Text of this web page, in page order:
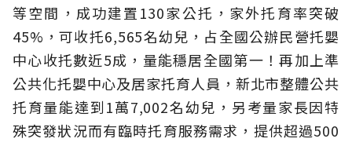
等空間，成功建置130家公托，家外托育率突破
45%，可收托6,565名幼兒，占全國公辦民營托嬰
中心收托數近5成，量能穩居全國第一！再加上準
公共化托嬰中心及居家托育人員，新北市整體公共
托育量能達到1萬7,002名幼兒，另考量家長因特
殊突發狀況而有臨時托育服務需求，提供超過500